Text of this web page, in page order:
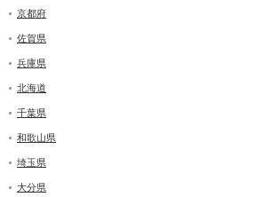
京都府
佐賀県
兵庫県
北海道
千葉県
和歌山県
埼玉県
大分県